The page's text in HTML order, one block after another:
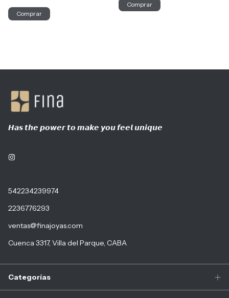
Comprar
𝙃𝙖𝙨 𝙩𝙝𝙚 𝙥𝙤𝙬𝙚𝙧 𝙩𝙤 𝙢𝙖𝙠𝙚 𝙮𝙤𝙪 𝙛𝙚𝙚𝙡 𝙪𝙣𝙞𝙦𝙪𝙚
542234239974
2236776293
ventas@finajoyas.com
Cuenca 3317, Villa del Parque, CABA
Categorías